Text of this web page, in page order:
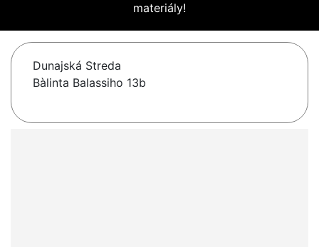
materiály!
Dunajská Streda
Bàlinta Balassiho 13b